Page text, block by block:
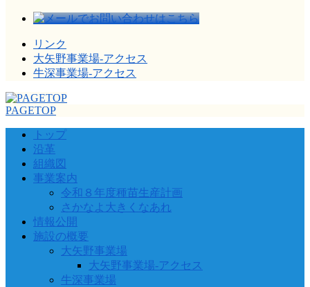
リンク
大矢野事業場-アクセス
牛深事業場-アクセス
PAGETOP
トップ
沿革
組織図
事業案内
令和８年度種苗生産計画
さかなよ大きくなあれ
情報公開
施設の概要
大矢野事業場
大矢野事業場-アクセス
牛深事業場